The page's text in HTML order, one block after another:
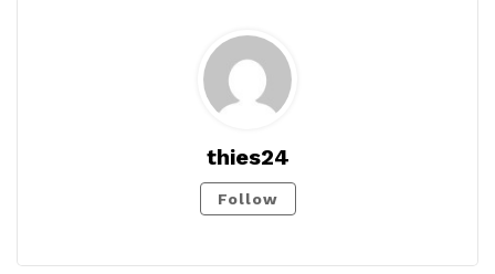
thies24
Follow